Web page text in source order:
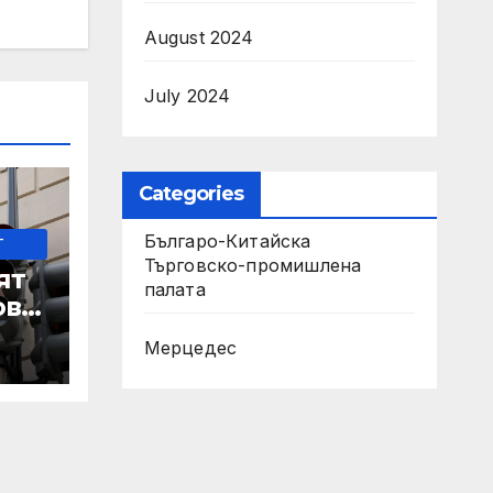
August 2024
July 2024
Categories
Българо-Китайска
Търговско-промишлена
палaта
Мерцедес